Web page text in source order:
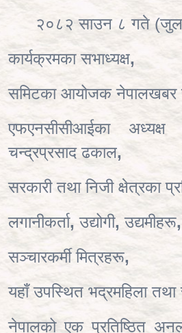
२०८२ साउन ८ गते (
कार्यक्रमका सभाध्यक्ष,
समिटका आयोजक नेपालखबर
एफएनसीसीआईका
चन्द्रप्रसाद ढकाल,
सरकारी तथा निजी क्षेत्रका
लगानीकर्ता,उद्योगी,उद्यमीहरू,
सञ्चारकर्मी मित्रहरू,
यहाँ उपस्थित भद्रमहिला
नेपालको एक प्रतिष्ठित